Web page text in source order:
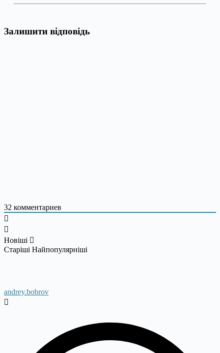
Залишити відповідь
32 комментариев
Новіші
Старіші Найпопулярніші
andrey.bobrov